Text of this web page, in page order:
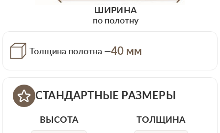
ШИРИНА
по полотну
Толщина полотна —40 мм
СТАНДАРТНЫЕ РАЗМЕРЫ
ВЫСОТА ТОЛЩИНА